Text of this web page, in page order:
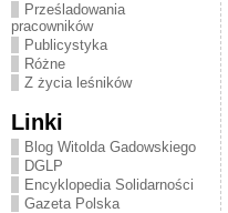
Prześladowania
pracowników
Publicystyka
Różne
Z życia leśników
Linki
Blog Witolda Gadowskiego
DGLP
Encyklopedia Solidarności
Gazeta Polska